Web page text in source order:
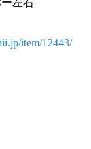
item/12443/